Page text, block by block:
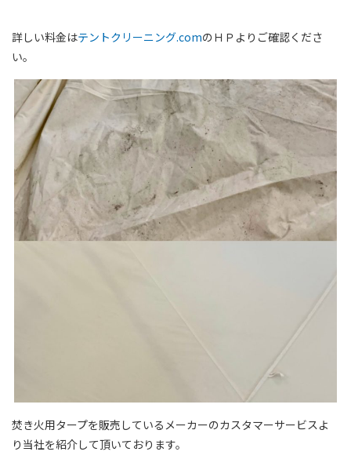
詳しい料金はテントクリーニング.comのＨＰよりご確認くださ
い。
焚き火用タープを販売しているメーカーのカスタマーサービスよ
り当社を紹介して頂いております。